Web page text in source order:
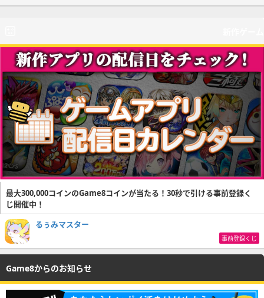
最大300,000コインのGame8コインが当たる！30秒で引ける事前登録く
じ開催中！
るぅみマスター
事前登録くじ
Game8からのお知らせ